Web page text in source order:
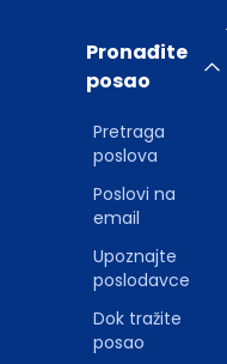
Pronađite
posao
Pretraga
poslova
Poslovi na
email
Upoznajte
poslodavce
Dok tražite
posao